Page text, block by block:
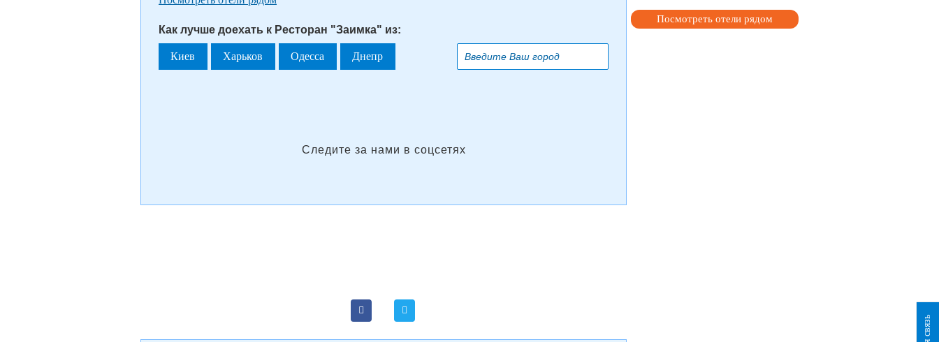
Как лучше доехать к Ресторан "Заимка" из:
Киев Харьков Одесса Днепр
Следите за нами в соцсетях
Посмотреть отели рядом